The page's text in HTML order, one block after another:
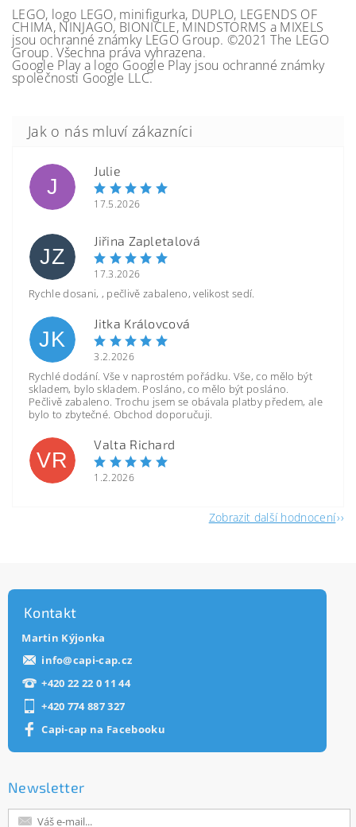
LEGO, logo LEGO, minifigurka, DUPLO, LEGENDS OF
CHIMA, NINJAGO, BIONICLE, MINDSTORMS a MIXELS
jsou ochranné známky LEGO Group. ©2021 The LEGO
Group. Všechna práva vyhrazena.
Google Play a logo Google Play jsou ochranné známky
společnosti Google LLC.
J
Julie
17.5.2026
JZ
Jiřina Zapletalová
17.3.2026
Rychle dosani, , pečlivě zabaleno, velikost sedí.
JK
Jitka Královcová
3.2.2026
Rychlé dodání. Vše v naprostém pořádku. Vše, co mělo být
skladem, bylo skladem. Posláno, co mělo být posláno.
Pečlivě zabaleno. Trochu jsem se obávala platby předem, ale
bylo to zbytečné. Obchod doporučuji.
VR
Valta Richard
1.2.2026
Zobrazit další hodnocení
Kontakt
Martin Kýjonka
info@capi-cap.cz
+420 22 22 0 11 44
+420 774 887 327
Capi-cap na Facebooku
Newsletter